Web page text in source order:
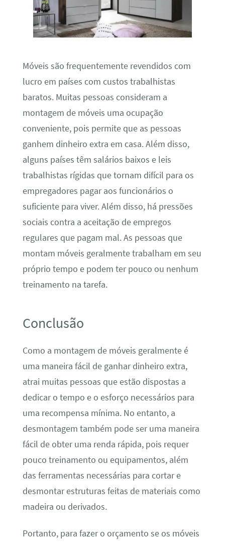
Móveis são frequentemente revendidos com
lucro em países com custos trabalhistas
baratos. Muitas pessoas consideram a
montagem de móveis uma ocupação
conveniente, pois permite que as pessoas
ganhem dinheiro extra em casa. Além disso,
alguns países têm salários baixos e leis
trabalhistas rígidas que tornam difícil para os
empregadores pagar aos funcionários o
suficiente para viver. Além disso, há pressões
sociais contra a aceitação de empregos
regulares que pagam mal. As pessoas que
montam móveis geralmente trabalham em seu
próprio tempo e podem ter pouco ou nenhum
treinamento na tarefa.
Conclusão
Como a montagem de móveis geralmente é
uma maneira fácil de ganhar dinheiro extra,
atrai muitas pessoas que estão dispostas a
dedicar o tempo e o esforço necessários para
uma recompensa mínima. No entanto, a
desmontagem também pode ser uma maneira
fácil de obter uma renda rápida, pois requer
pouco treinamento ou equipamentos, além
das ferramentas necessárias para cortar e
desmontar estruturas feitas de materiais como
madeira ou derivados.
Portanto, para fazer o orçamento se os móveis